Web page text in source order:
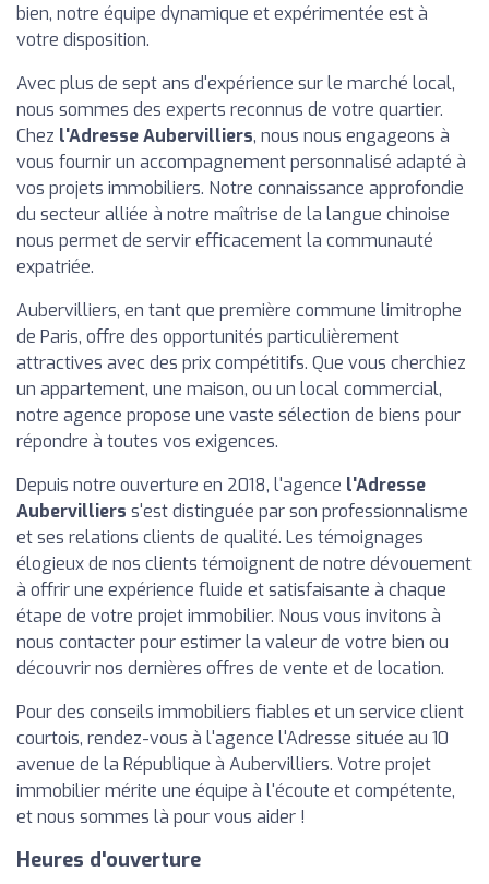
bien, notre équipe dynamique et expérimentée est à
votre disposition.
Avec plus de sept ans d'expérience sur le marché local,
nous sommes des experts reconnus de votre quartier.
Chez l'Adresse Aubervilliers, nous nous engageons à
vous fournir un accompagnement personnalisé adapté à
vos projets immobiliers. Notre connaissance approfondie
du secteur alliée à notre maîtrise de la langue chinoise
nous permet de servir efficacement la communauté
expatriée.
Aubervilliers, en tant que première commune limitrophe
de Paris, offre des opportunités particulièrement
attractives avec des prix compétitifs. Que vous cherchiez
un appartement, une maison, ou un local commercial,
notre agence propose une vaste sélection de biens pour
répondre à toutes vos exigences.
Depuis notre ouverture en 2018, l'agence l'Adresse
Aubervilliers s'est distinguée par son professionnalisme
et ses relations clients de qualité. Les témoignages
élogieux de nos clients témoignent de notre dévouement
à offrir une expérience fluide et satisfaisante à chaque
étape de votre projet immobilier. Nous vous invitons à
nous contacter pour estimer la valeur de votre bien ou
découvrir nos dernières offres de vente et de location.
Pour des conseils immobiliers fiables et un service client
courtois, rendez-vous à l'agence l'Adresse située au 10
avenue de la République à Aubervilliers. Votre projet
immobilier mérite une équipe à l'écoute et compétente,
et nous sommes là pour vous aider !
Heures d'ouverture